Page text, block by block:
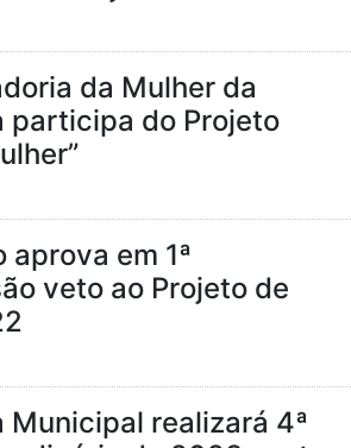
da Mulher da
participa do Projeto
aprova em 1ª
veto ao Projeto de
Municipal realizará 4ª